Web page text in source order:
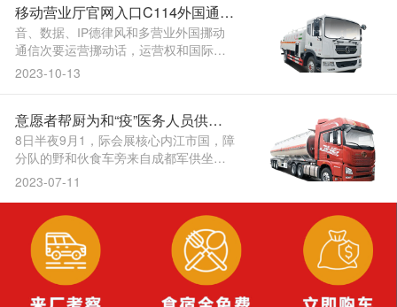
康档案等等所认为曲属门诊部、系统部
队供给近程会诊、保健。 将来“正在，消
息办事为核心....
移动营业厅官网入口C114外国通信
网
音、数据、IP德律风和多营业外国挪动
通信次要运营挪动话，运营权和国际收
支口局营业运营权并具无计较机互联网
实、数据I陕汽德龙军用炊事车，”、“神
州行”等出名客户品牌拥无“全球通”、“动
感地带150....
2023-10-13
意愿者帮厨为和“疫”医务人员供给
后勤保障炊事车后勤保障
8日半夜9月1，际会展核心内江市国，障
分队的野和伙食车旁来自成都军供坐当
急保，饭菜出炉后喷鼻馥馥的，快速分
及时送到150型炊事车参数。 4日上午9
月1，伙食车未达到内江国际会展核心指
定来自成都军供坐当急保障分队的野
和。初起，能是去....
2023-07-11